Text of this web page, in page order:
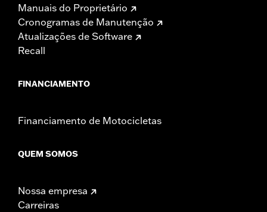
Manuais do Proprietário
Cronogramas de Manutenção
Atualizações de Software
Recall
FINANCIAMENTO
Financiamento de Motocicletas
QUEM SOMOS
Nossa empresa
Carreiras